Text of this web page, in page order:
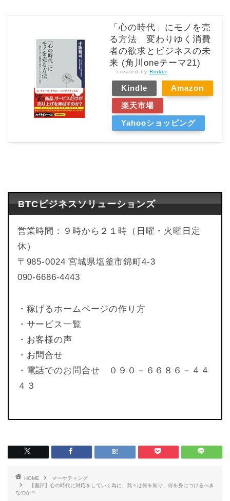
「心の時代」にモノを売
る方法 変わりゆく消費
者の欲求とビジネスの未
来 (角川oneテーマ21)
created by Rinker
Kindle
Amazon
楽天市場
Yahooショッピング
BTCビジネスソリューションズ
営業時間：９時から２１時（日曜・火曜日定
休）
〒985-0024 宮城県塩釜市錦町4-3
090-6686-4443
・稼げるホームページの作り方
・サービス一覧
・お客様の声
・お問合せ
・電話でのお問合せ ０９０－６６８６－４４
４３
HOME
マーケティング
【書評】心の時代に対応をしていく為に、我々は何を知り、何を身につけるべき
なのか？